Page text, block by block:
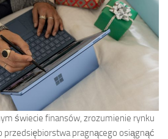
świecie finansów, zrozumienie rynku
przedsiębiorstwa pragnącego osiągnąć